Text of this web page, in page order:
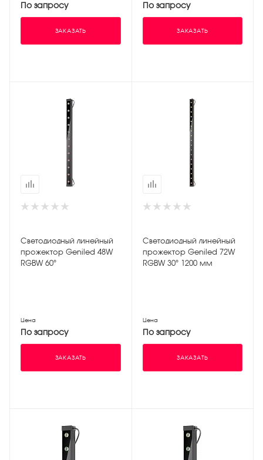
По запросу
ЗАКАЗАТЬ
По запросу
ЗАКАЗАТЬ
Светодиодный линейный
прожектор Geniled 48W
RGBW 60°
Цена
По запросу
ЗАКАЗАТЬ
Светодиодный линейный
прожектор Geniled 72W
RGBW 30° 1200 мм
Цена
По запросу
ЗАКАЗАТЬ